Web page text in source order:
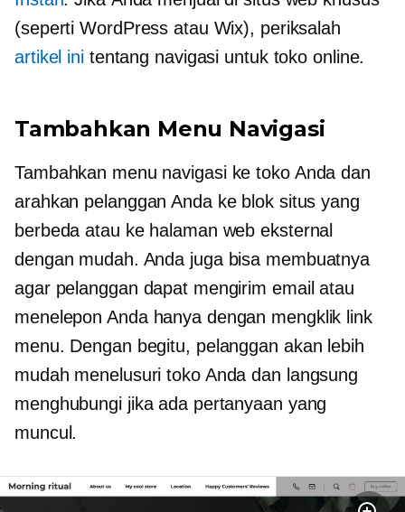
(seperti WordPress atau Wix), periksalah
artikel initentang navigasi untuk toko online.
Tambahkan Menu Navigasi
Tambahkan menu navigasi ke toko Anda dan
arahkan pelanggan Anda ke blok situs yang
berbeda atau ke halaman web eksternal
dengan mudah. Anda juga bisa membuatnya
agar pelanggan dapat mengirim email atau
menelepon Anda hanya dengan mengklik link
menu. Dengan begitu, pelanggan akan lebih
mudah menelusuri toko Anda dan langsung
menghubungi jika ada pertanyaan yang
muncul.